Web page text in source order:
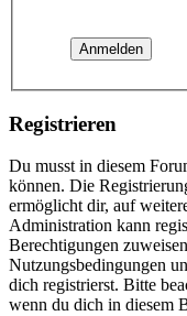
Registrieren
Du musst in diesem
können. Die
ermöglicht dir, auf
Administration kann
Berechtigungen
Nutzungsbedingungen
dich registrierst. Bitte
wenn du dich in diesem